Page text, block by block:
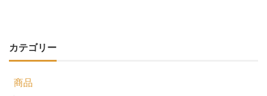
カテゴリー
商品